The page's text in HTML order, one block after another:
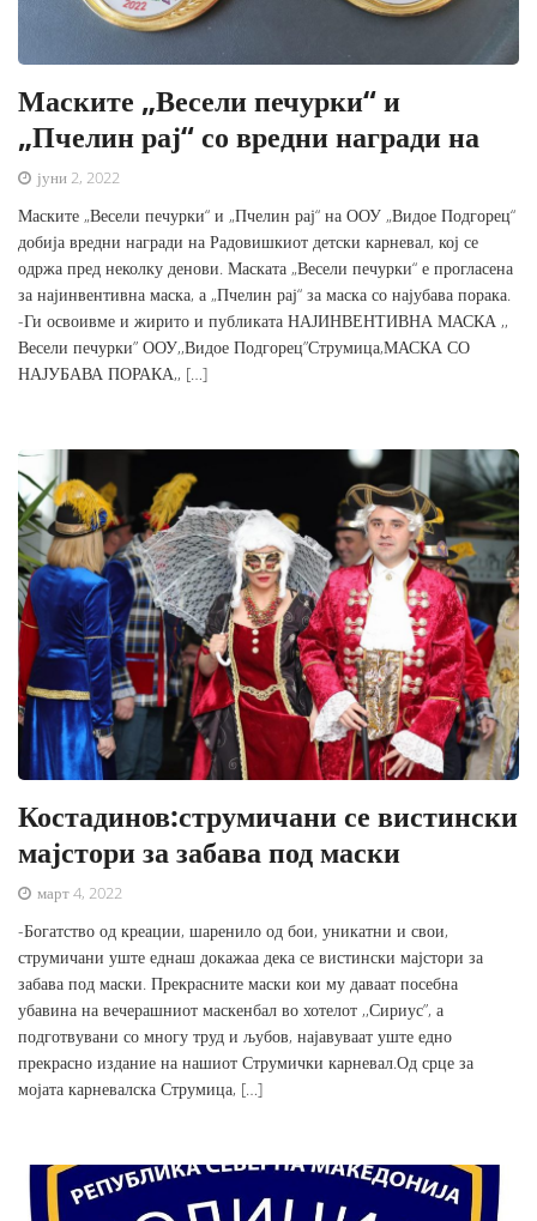
Маските „Весели печурки“ и
„Пчелин рај“ со вредни награди на
јуни 2, 2022
Маските „Весели печурки“ и „Пчелин рај“ на ООУ „Видое Подгорец“
добија вредни награди на Радовишкиот детски карневал, кој се
одржа пред неколку денови. Маската „Весели печурки“ е прогласена
за најинвентивна маска, а „Пчелин рај“ за маска со најубава порака.
-Ги освоивме и жирито и публиката НАЈИНВЕНТИВНА МАСКА ,,
Весели печурки” ООУ,,Видое Подгорец”Струмица,МАСКА СО
НАЈУБАВА ПОРАКА,, […]
Костадинов:струмичани се вистински
мајстори за забава под маски
март 4, 2022
-Богатство од креации, шаренило од бои, уникатни и свои,
струмичани уште еднаш докажаа дека се вистински мајстори за
забава под маски. Прекрасните маски кои му даваат посебна
убавина на вечерашниот маскенбал во хотелот ,,Сириус”, а
подготвувани со многу труд и љубов, најавуваат уште едно
прекрасно издание на нашиот Струмички карневал.Од срце за
мојата карневалска Струмица, […]